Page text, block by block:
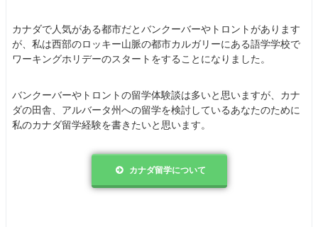
カナダで人気がある都市だとバンクーバーやトロントがあります
が、私は西部のロッキー山脈の都市カルガリーにある語学学校で
ワーキングホリデーのスタートをすることになりました。
バンクーバーやトロントの留学体験談は多いと思いますが、カナ
ダの田舎、アルバータ州への留学を検討しているあなたのために
私のカナダ留学経験を書きたいと思います。
カナダ留学について